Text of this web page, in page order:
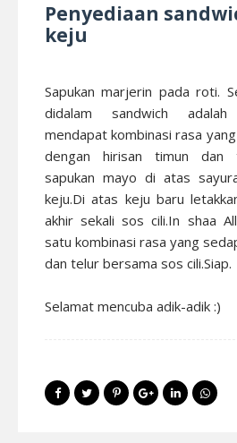
Penyediaan
keju
Sapukan marjerin pada roti.
didalam sandwich
mendapat kombinasi rasa
dengan hirisan timun dan
sapukan mayo di atas
keju.Di atas keju baru
akhir sekali sos cili.In shaa
satu kombinasi rasa yang
dan telur bersama sos cili.Siap.
Selamat mencuba adik-adik :)